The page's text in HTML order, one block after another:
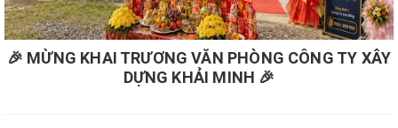
🎉 MỪNG KHAI TRƯƠNG VĂN PHÒNG CÔNG TY XÂY
DỰNG KHẢI MINH 🎉